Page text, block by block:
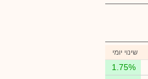
שינוי יומי
1.75%